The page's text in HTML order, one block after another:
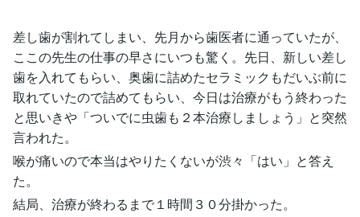
差し歯が割れてしまい、先月から歯医者に通っていたが、
ここの先生の仕事の早さにいつも驚く。先日、新しい差し
歯を入れてもらい、奥歯に詰めたセラミックもだいぶ前に
取れていたので詰めてもらい、今日は治療がもう終わった
と思いきや「ついでに虫歯も２本治療しましょう」と突然
言われた。
喉が痛いので本当はやりたくないが渋々「はい」と答え
た。
結局、治療が終わるまで１時間３０分掛かった。